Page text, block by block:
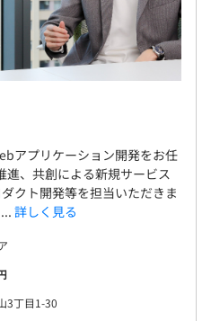
アプリケーション開発をお任
進、共創による新規サービス
クト開発等を担当いただきま
詳しく見る
3丁目1-30